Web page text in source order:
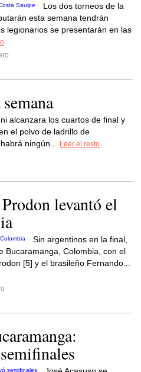
Los dos torneos de la
esta semana tendrán
legionarios se presentarán en las
alcanzara los cuartos de final y
el polvo de ladrillo de
ningún...
Leer el resto
levantó el
Sin argentinos en la final,
Bucaramanga, Colombia, con el
[5] y el brasileño Fernando...